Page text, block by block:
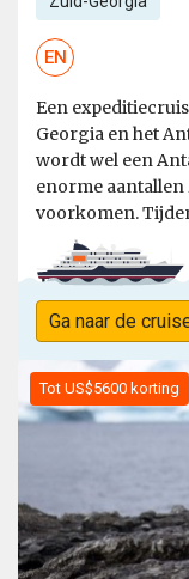
EN
Een
Georgia en het
wordt wel een
enorme aantallen
voorkomen.
Ga naar de
Tot US$5600 korting